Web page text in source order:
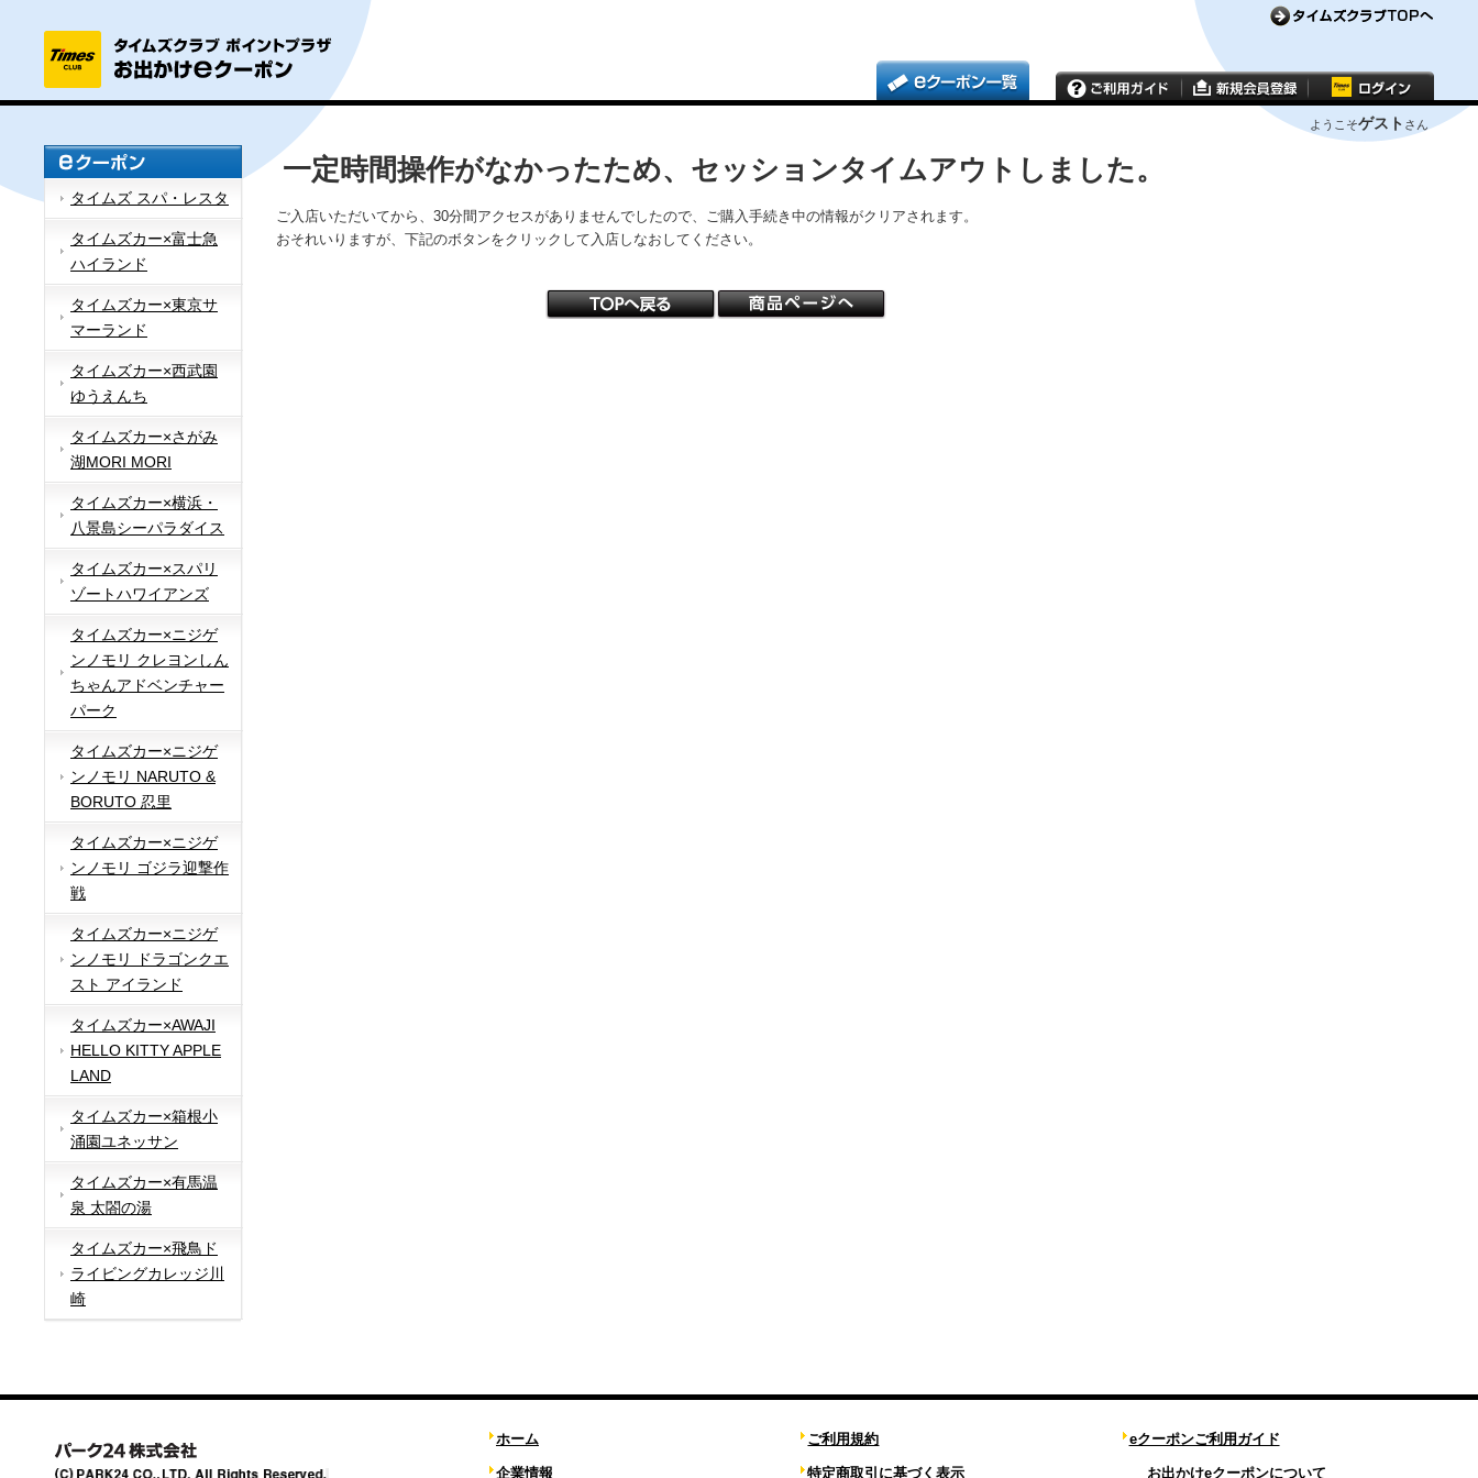
ようこそゲスト さん
タイムズ スパ・レスタ
タイムズカー×富士急
ハイランド
タイムズカー×東京サ
マーランド
タイムズカー×西武園
ゆうえんち
タイムズカー×さがみ
湖MORI MORI
タイムズカー×横浜・
八景島シーパラダイス
タイムズカー×スパリ
ゾートハワイアンズ
タイムズカー×ニジゲ
ンノモリ クレヨンしん
ちゃんアドベンチャー
パーク
タイムズカー×ニジゲ
ンノモリ NARUTO &
BORUTO 忍里
タイムズカー×ニジゲ
ンノモリ ゴジラ迎撃作
戦
タイムズカー×ニジゲ
ンノモリ ドラゴンクエ
スト アイランド
タイムズカー×AWAJI
HELLO KITTY APPLE
LAND
タイムズカー×箱根小
涌園ユネッサン
タイムズカー×有馬温
泉 太閤の湯
タイムズカー×飛鳥ド
ライビングカレッジ川
崎
一定時間操作がなかったため、セッションタイムアウトしました。
ご入店いただいてから、30分間アクセスがありませんでしたので、ご購入手続き中の情報がクリアされます。
おそれいりますが、下記のボタンをクリックして入店しなおしてください。
ホーム
企業情報
ご利用規約
特定商取引に基づく表示
eクーポンご利用ガイド
お出かけeクーポンについて